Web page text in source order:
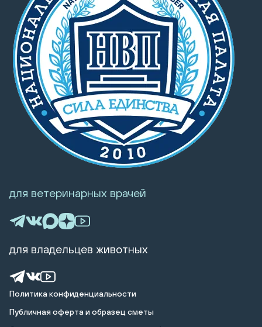
Политика конфиденциальности
Публичная оферта и образец сметы
для ветеринарных врачей
для владельцев животных